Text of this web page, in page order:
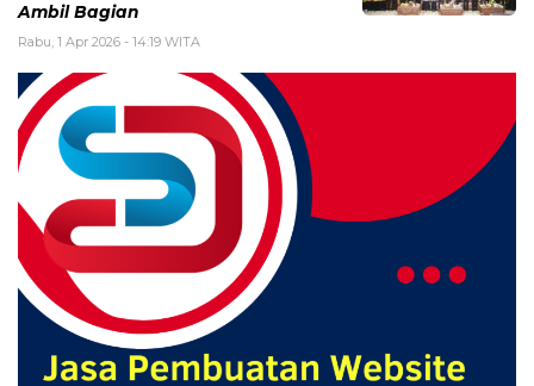
Ambil Bagian
Rabu, 1 Apr 2026 - 14:19 WITA